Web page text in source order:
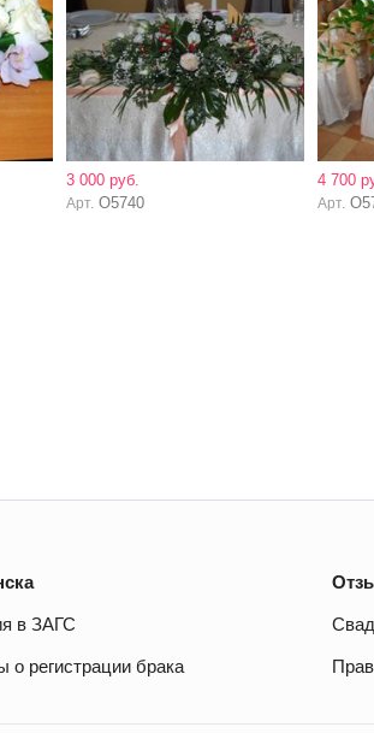
3 000 руб.
Арт. О5740
4 700
Арт.
в ЗАГС
о регистрации брака